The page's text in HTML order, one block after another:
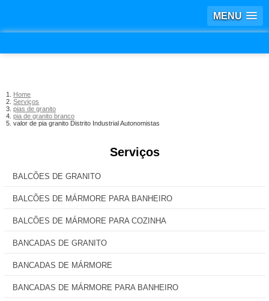
MENU
Home
Serviços
pias de granito
pia de granito branco
valor de pia granito Distrito Industrial Autonomistas
Serviços
BALCÕES DE GRANITO
BALCÕES DE MÁRMORE PARA BANHEIRO
BALCÕES DE MÁRMORE PARA COZINHA
BANCADAS DE GRANITO
BANCADAS DE MÁRMORE
BANCADAS DE MÁRMORE PARA BANHEIRO